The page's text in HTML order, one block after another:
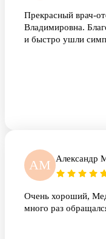
Прекрасный врач-
Владимировна.
и быстро ушли
АМ Александр
Очень хороший,
много раз